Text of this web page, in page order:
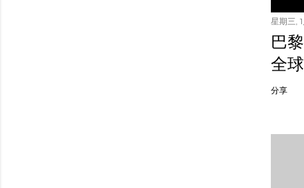
星期三,
巴
全
分享